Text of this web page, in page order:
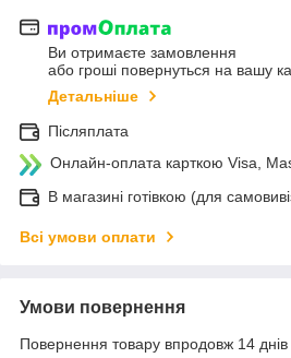
Ви отримаєте замовлення
або гроші повернуться на вашу
Детальніше
Післяплата
Онлайн-оплата карткою Visa,
В магазині готівкою (для
Всі умови оплати
Умови повернення
Повернення товару впродовж 14